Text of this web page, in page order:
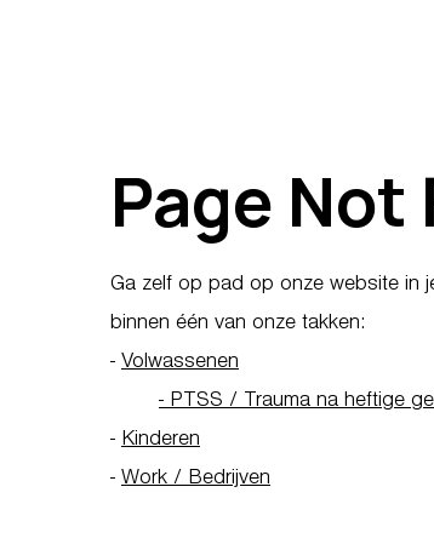
Page Not
Ga zelf op pad op onze website in
binnen één van onze takken:
- Volwassenen
- PTSS / Trauma na heftige
- Kinderen
- Work / Bedrijven